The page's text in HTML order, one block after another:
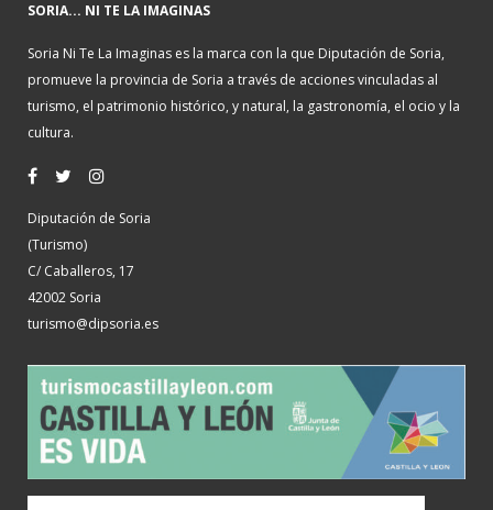
SORIA... NI TE LA IMAGINAS
Soria Ni Te La Imaginas es la marca con la que Diputación de Soria,
promueve la provincia de Soria a través de acciones vinculadas al
turismo, el patrimonio histórico, y natural, la gastronomía, el ocio y la
cultura.
Diputación de Soria
(Turismo)
C/ Caballeros, 17
42002 Soria
turismo@dipsoria.es